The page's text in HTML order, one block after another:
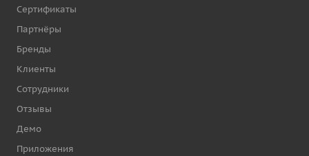
Сертификаты
Партнёры
Бренды
Клиенты
Сотрудники
Отзывы
Демо
Приложения